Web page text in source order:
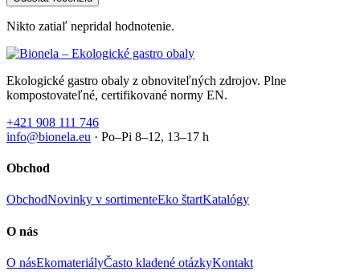
Nikto zatiaľ nepridal hodnotenie.
Ekologické gastro obaly z obnoviteľných zdrojov. Plne
kompostovateľné, certifikované normy EN.
+421 908 111 746
info@bionela.eu · Po–Pi 8–12, 13–17 h
Obchod
ObchodNovinky v sortimenteEko štartKatalógy
O nás
O násEkomateriályČasto kladené otázkyKontakt